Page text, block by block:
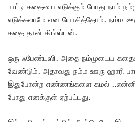
பாட்டி கதையை எடுக்கும் போது நாம்
எடுக்கலாமே என யோசித்தோம். நம்ம
கதை தான் கிங்ஸ்டன்.
ஒரு ஃபேண்டஸி. அதை நம்முடைய
வேண்டும். அதாவது நம்ம ஊரு ஹாரி
இதுபோன்ற எண்ணங்களை கமல்
போது எனக்குள் ஏற்பட்டது.